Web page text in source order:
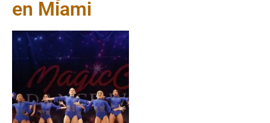
en Miami